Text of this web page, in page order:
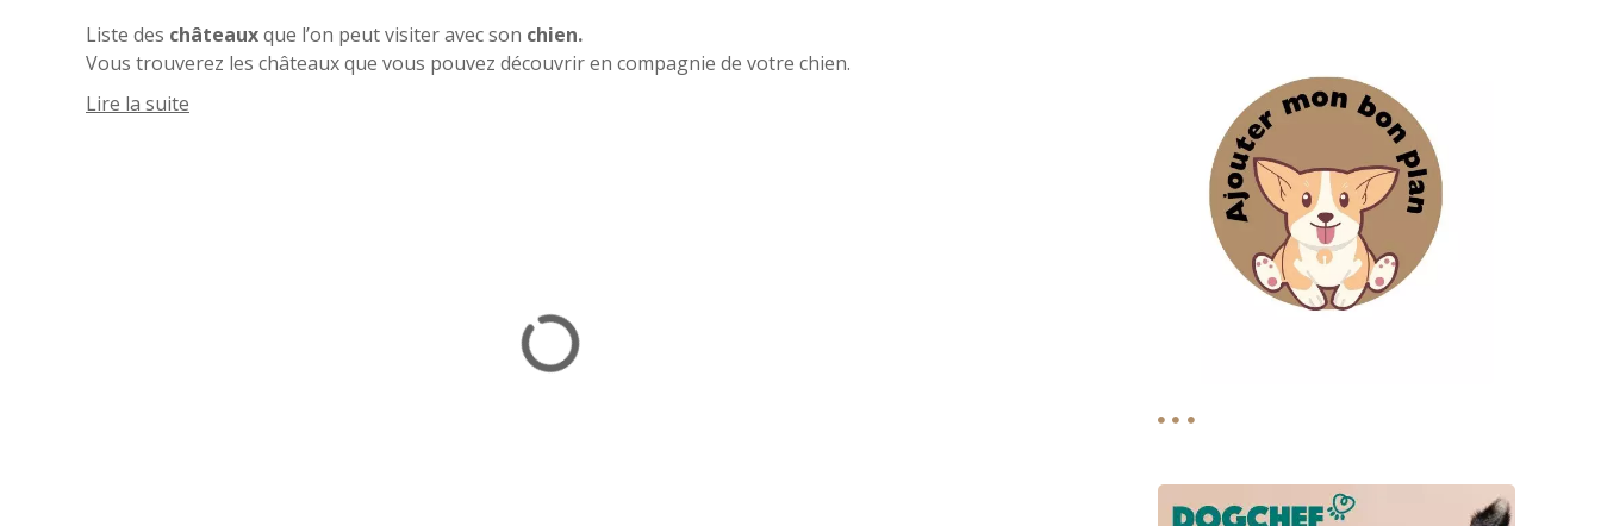
Liste des châteauxque l’on peut visiter avec son chien.
Vous trouverez les châteaux que vous pouvez découvrir en compagnie de votre chien.
Il y a de très nombreux monuments en France qui vous accueillent avec votre chien.
Beaucoup d’entre eux acceptent les chiens dans les
Lire la suite